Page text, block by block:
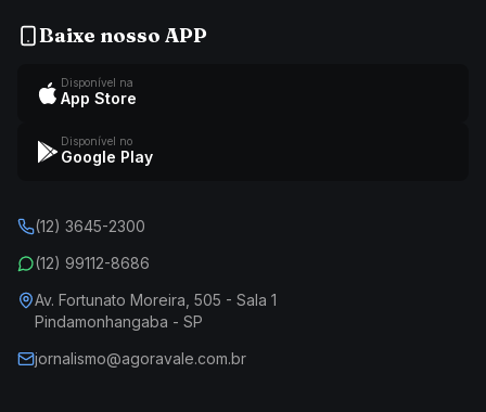
Baixe nosso APP
Disponível na
App Store
Disponível no
Google Play
(12) 3645-2300
(12) 99112-8686
Av. Fortunato Moreira, 505 - Sala 1
Pindamonhangaba - SP
jornalismo@agoravale.com.br